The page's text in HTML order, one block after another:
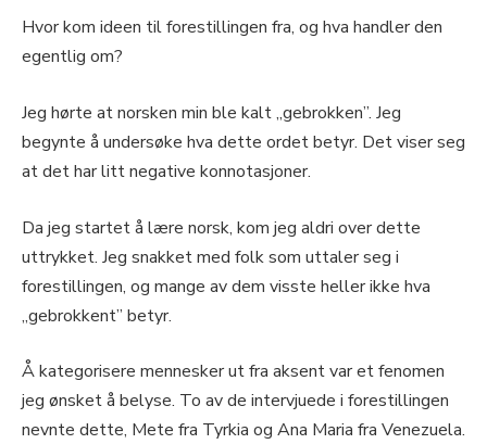
Hvor kom ideen til forestillingen fra, og hva handler den
egentlig om?
Jeg hørte at norsken min ble kalt „gebrokken”. Jeg
begynte å undersøke hva dette ordet betyr. Det viser seg
at det har litt negative konnotasjoner.
Da jeg startet å lære norsk, kom jeg aldri over dette
uttrykket. Jeg snakket med folk som uttaler seg i
forestillingen, og mange av dem visste heller ikke hva
„gebrokkent” betyr.
Å kategorisere mennesker ut fra aksent var et fenomen
jeg ønsket å belyse. To av de intervjuede i forestillingen
nevnte dette, Mete fra Tyrkia og Ana Maria fra Venezuela.